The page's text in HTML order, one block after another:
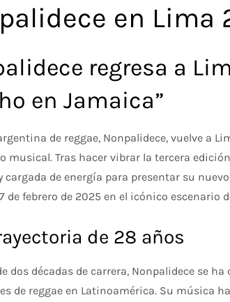
en Lima
regresa a
en Jamaica”
de reggae, Nonpalidece, vuelve a
musical. Tras hacer vibrar la tercera
cargada de energía para presentar su
de febrero de 2025 en el icónico escenario
de 28 años
dos décadas de carrera, Nonpalidece se
de reggae en Latinoamérica. Su música